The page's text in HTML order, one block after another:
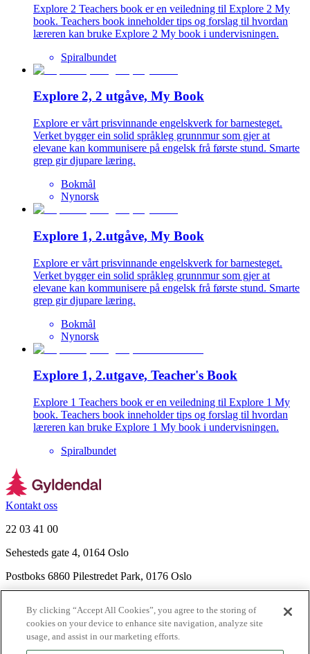
Explore 2 Teachers book er en veiledning til Explore 2 My
book. Teachers book inneholder tips og forslag til hvordan
læreren kan bruke Explore 2 My book i undervisningen.
Spiralbundet
Explore 2, 2 utgåve, My Book
Explore er vårt prisvinnande engelskverk for barnesteget.
Verket bygger ein solid språkleg grunnmur som gjer at
elevane kan kommunisere på engelsk frå første stund. Smarte
grep gir djupare læring.
Bokmål
Nynorsk
Explore 1, 2.utgåve, My Book
Explore er vårt prisvinnande engelskverk for barnesteget.
Verket bygger ein solid språkleg grunnmur som gjer at
elevane kan kommunisere på engelsk frå første stund. Smarte
grep gir djupare læring.
Bokmål
Nynorsk
Explore 1, 2.utgave, Teacher's Book
Explore 1 Teachers book er en veiledning til Explore 1 My
book. Teachers book inneholder tips og forslag til hvordan
læreren kan bruke Explore 1 My book i undervisningen.
Spiralbundet
Kontakt oss
22 03 41 00
Sehesteds gate 4, 0164 Oslo
Postboks 6860 Pilestredet Park, 0176 Oslo
Nyhetsbrev
Ledige stillinger
Send inn manus
By clicking “Accept All Cookies”, you agree to the storing of
cookies on your device to enhance site navigation, analyze site
usage, and assist in our marketing efforts.